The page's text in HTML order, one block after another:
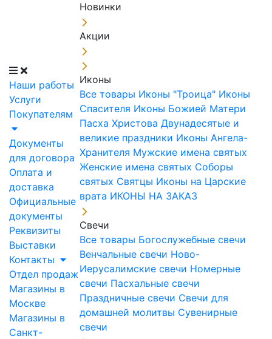
Наши работы
Услуги
Покупателям
Документы
для договора
Оплата и
доставка
Официальные
документы
Реквизиты
Выставки
Контакты
Отдел продаж
Магазины в
Москве
Магазины в
Санкт-
Новинки
Акции
Иконы
Все товары Иконы "Троица" Иконы
Спасителя Иконы Божией Матери
Пасха Христова Двунадесятые и
великие праздники Иконы Ангела-
Хранителя Мужские имена святых
Женские имена святых Соборы
святых Святцы Иконы на Царские
врата ИКОНЫ НА ЗАКАЗ
Свечи
Все товары Богослужебные свечи
Венчальные свечи Ново-
Иерусалимские свечи Номерные
свечи Пасхальные свечи
Праздничные свечи Свечи для
домашней молитвы Сувенирные
свечи